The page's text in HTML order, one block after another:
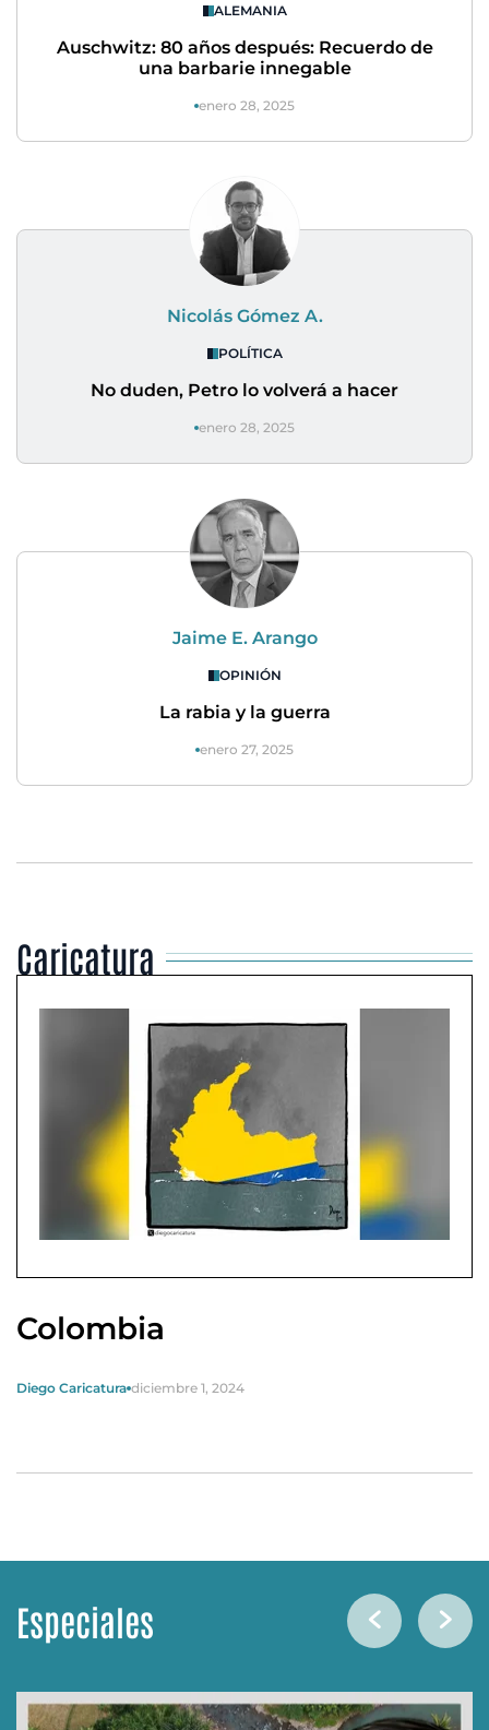
ALEMANIA
Auschwitz: 80 años después: Recuerdo de
una barbarie innegable
enero 28, 2025
Nicolás Gómez A.
POLÍTICA
No duden, Petro lo volverá a hacer
enero 28, 2025
Jaime E. Arango
OPINIÓN
La rabia y la guerra
enero 27, 2025
Caricatura
Colombia
Diego Caricatura diciembre 1, 2024
Especiales